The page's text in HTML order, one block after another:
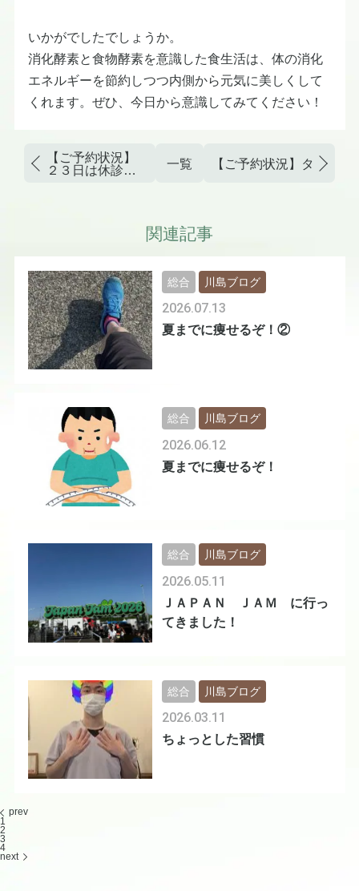
いかがでしたでしょうか。
消化酵素と食物酵素を意識した食生活は、体の消化
エネルギーを節約しつつ内側から元気に美しくして
くれます。ぜひ、今日から意識してみてください！
【ご予約状況】
２３日は休診で
一覧 【ご予約状況】タイガー
関連記事
夏までに痩せるぞ！②
2026.07.13
総合 川島ブログ
夏までに痩せるぞ！
2026.06.12
総合 川島ブログ
ＪＡＰＡＮ ＪＡＭ に行っ
てきました！
2026.05.11
総合 川島ブログ
ちょっとした習慣
2026.03.11
総合 川島ブログ
prev
1
2
3
4
next